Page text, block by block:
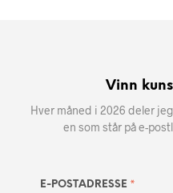
Vinn
Hver måned i 2026 deler
en som står på e-
E-POSTADRESSE *